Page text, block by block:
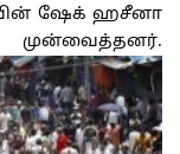
ஷேக் ஹசீனா